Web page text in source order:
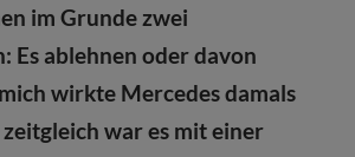
im Grunde zwei
Es ablehnen oder davon
wirkte Mercedes damals
war es mit einer